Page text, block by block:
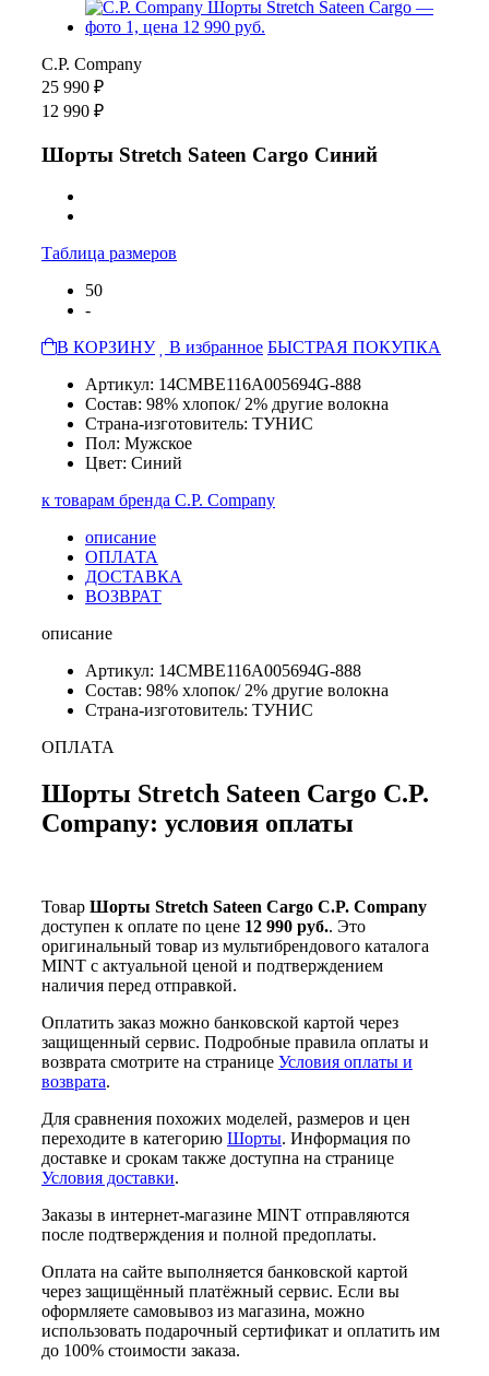
C.P. Company
25 990 ₽
12 990 ₽
Шорты Stretch Sateen Cargo Синий
Таблица размеров
50
-
В КОРЗИНУ
В избранное БЫСТРАЯ ПОКУПКА
Артикул: 14CMBE116A005694G-888
Состав: 98% хлопок/ 2% другие волокна
Страна-изготовитель: ТУНИС
Пол: Мужское
Цвет: Синий
к товарам бренда C.P. Company
описание
ОПЛАТА
ДОСТАВКА
ВОЗВРАТ
описание
Артикул: 14CMBE116A005694G-888
Состав: 98% хлопок/ 2% другие волокна
Страна-изготовитель: ТУНИС
ОПЛАТА
Шорты Stretch Sateen Cargo C.P.
Company: условия оплаты
Товар Шорты Stretch Sateen Cargo C.P. Company
доступен к оплате по цене 12 990 руб.. Это
оригинальный товар из мультибрендового каталога
MINT с актуальной ценой и подтверждением
наличия перед отправкой.
Оплатить заказ можно банковской картой через
защищенный сервис. Подробные правила оплаты и
возврата смотрите на странице Условия оплаты и
возврата.
Для сравнения похожих моделей, размеров и цен
переходите в категорию Шорты. Информация по
доставке и срокам также доступна на странице
Условия доставки.
Заказы в интернет-магазине MINT отправляются
после подтверждения и полной предоплаты.
Оплата на сайте выполняется банковской картой
через защищённый платёжный сервис. Если вы
оформляете самовывоз из магазина, можно
использовать подарочный сертификат и оплатить им
до 100% стоимости заказа.